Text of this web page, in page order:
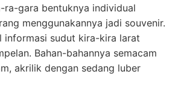
ra-gara bentuknya individual
menggunakannya jadi souvenir.
informasi sudut kira-kira larat
Bahan-bahannya semacam
akrilik dengan sedang luber